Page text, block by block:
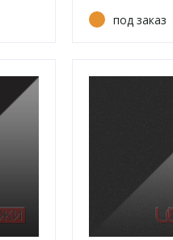
под заказ